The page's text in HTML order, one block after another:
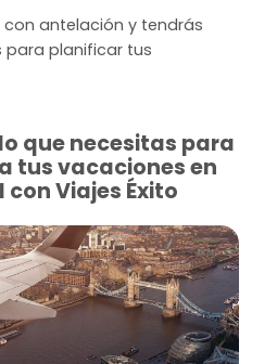
con antelación y tendrás
para planificar tus
que necesitas para
tus vacaciones en
Viajes Éxito